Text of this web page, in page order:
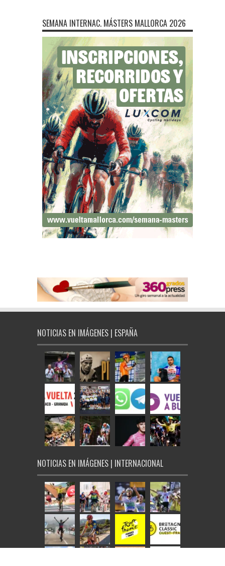
SEMANA INTERNAC. MÁSTERS MALLORCA 2026
NOTICIAS EN IMÁGENES | ESPAÑA
NOTICIAS EN IMÁGENES | INTERNACIONAL